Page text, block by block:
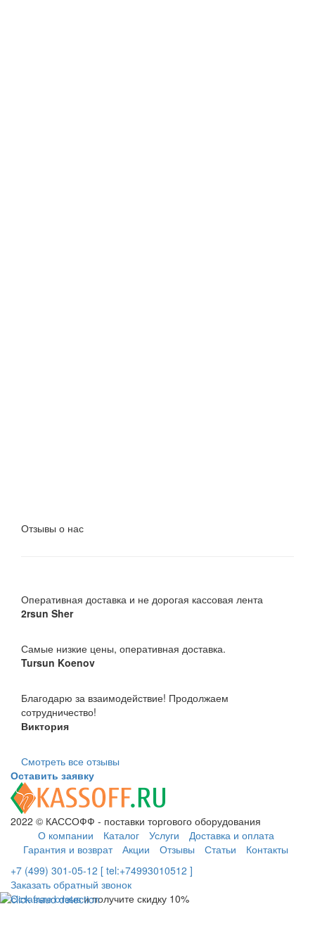
Отзывы о нас
Оперативная доставка и не дорогая кассовая лента
2rsun Sher
Самые низкие цены, оперативная доставка.
Tursun Koenov
Благодарю за взаимодействие! Продолжаем
сотрудничество!
Виктория
Смотреть все отзывы
Оставить заявку
2022 © КАССОФФ - поставки торгового оборудования
О компании
Каталог Услуги
Доставка и оплата
Гарантия и возврат
Акции Отзывы Статьи
Контакты
+7 (499) 301-05-12 [ tel:+74993010512 ]
Заказать обратный звонок
Оставьте отзыви получите скидку 10%